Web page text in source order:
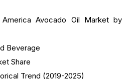
Avocado Oil Market by
Share
Trend (2019-2025)